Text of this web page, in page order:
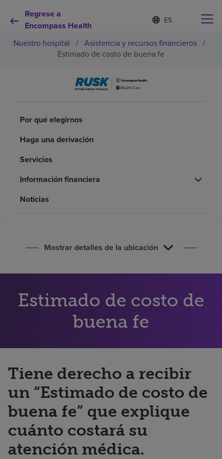
Regrese a
Encompass Health
Lista
de
idiomas
contraída
d
o
m
Por qué debe elegirnos
Servicios de rehabilitación
Pacientes y cuidadores
Acerca de nosotros
Pagar mi factura
Nuestro hospital / Asistencia y recursos financieros /
Estimado de costo de buena fe
Por qué elegirnos
Haga una derivación
Servicios
Información financiera
Noticias
Mostrar detalles de la ubicación
Estimado de costo de
buena fe
Tiene derecho a recibir
un “Estimado de costo de
buena fe” que explique
cuánto costará su
atención médica.